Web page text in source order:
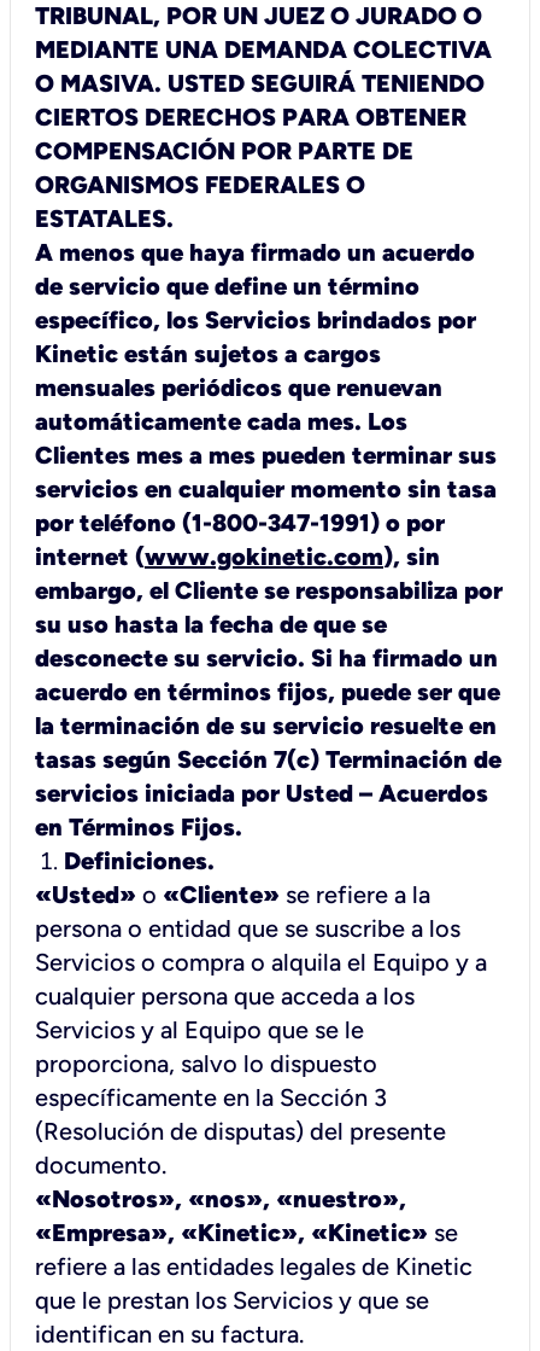
TRIBUNAL, POR UN JUEZ O JURADO O
MEDIANTE UNA DEMANDA COLECTIVA
O MASIVA. USTED SEGUIRÁ TENIENDO
CIERTOS DERECHOS PARA OBTENER
COMPENSACIÓN POR PARTE DE
ORGANISMOS FEDERALES O
ESTATALES.
A menos que haya firmado un acuerdo
de servicio que define un término
específico, los Servicios brindados por
Kinetic están sujetos a cargos
mensuales periódicos que renuevan
automáticamente cada mes. Los
Clientes mes a mes pueden terminar sus
servicios en cualquier momento sin tasa
por teléfono (1-800-347-1991) o por
internet (www.gokinetic.com), sin
embargo, el Cliente se responsabiliza por
su uso hasta la fecha de que se
desconecte su servicio. Si ha firmado un
acuerdo en términos fijos, puede ser que
la terminación de su servicio resuelte en
tasas según Sección 7(c) Terminación de
servicios iniciada por Usted – Acuerdos
en Términos Fijos.
Definiciones.
«Usted» o «Cliente» se refiere a la
persona o entidad que se suscribe a los
Servicios o compra o alquila el Equipo y a
cualquier persona que acceda a los
Servicios y al Equipo que se le
proporciona, salvo lo dispuesto
específicamente en la Sección 3
(Resolución de disputas) del presente
documento.
«Nosotros», «nos», «nuestro»,
«Empresa», «Kinetic», «Kinetic» se
refiere a las entidades legales de Kinetic
que le prestan los Servicios y que se
identifican en su factura.